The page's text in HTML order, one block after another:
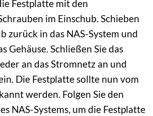
Festplatte mit den
im Einschub. Schieben
zurück in das NAS-System und
Gehäuse. Schließen Sie das
an das Stromnetz an und
Die Festplatte sollte nun vom
werden. Folgen Sie den
NAS-Systems, um die Festplatte